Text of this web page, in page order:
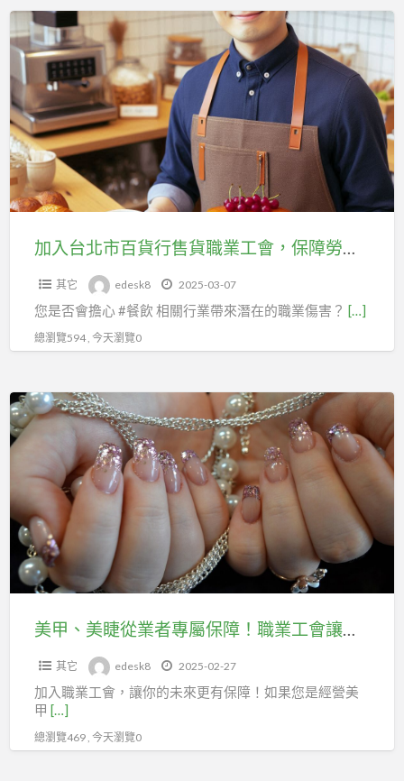
無
後
顧
之
憂！
加
入
台
北
市
百
貨
行
售
會，
勞
動
益，
助
你
在
職
量！
加入台北市百貨行售貨職業工會，保障勞動權益，助你在職場上更有力量！
其它 edesk8 2025-03-07
您是否會擔心 #餐飲 相關行業帶來潛在的職業傷害？ […]
總瀏覽594 , 今天瀏覽0
美
甲、
美
從
業
者
專
屬
美甲、美睫從業者專屬保障！職業工會讓你的勞保不中斷！
其它 edesk8 2025-02-27
加入職業工會，讓你的未來更有保障！如果您是經營美
甲 […]
總瀏覽469 , 今天瀏覽0